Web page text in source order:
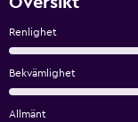
Renlighet
Bekvämlighet
Allmänt